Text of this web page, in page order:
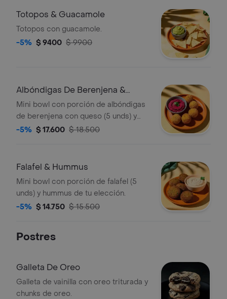
Totopos & Guacamole
Totopos con guacamole.
-5% $ 9400 $ 9900
Albóndigas De Berenjena &
Hummus
Mini bowl con porción de albóndigas
de berenjena con queso (5 unds) y
hummus de tu elección.
-5% $ 17.600 $ 18.500
Falafel & Hummus
Mini bowl con porción de falafel (5
unds) y hummus de tu elección.
-5% $ 14.750 $ 15.500
Postres
Galleta De Oreo
Galleta de vainilla con oreo triturada y
chunks de oreo.